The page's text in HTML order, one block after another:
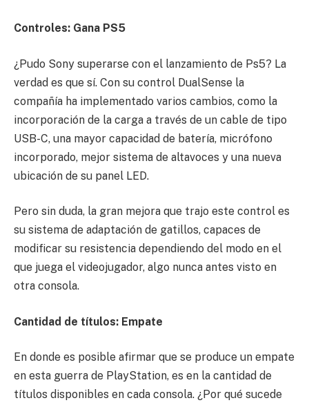
Controles: Gana PS5
¿Pudo Sony superarse con el lanzamiento de Ps5? La
verdad es que sí. Con su control DualSense la
compañía ha implementado varios cambios, como la
incorporación de la carga a través de un cable de tipo
USB-C, una mayor capacidad de batería, micrófono
incorporado, mejor sistema de altavoces y una nueva
ubicación de su panel LED.
Pero sin duda, la gran mejora que trajo este control es
su sistema de adaptación de gatillos, capaces de
modificar su resistencia dependiendo del modo en el
que juega el videojugador, algo nunca antes visto en
otra consola.
Cantidad de títulos: Empate
En donde es posible afirmar que se produce un empate
en esta guerra de PlayStation, es en la cantidad de
títulos disponibles en cada consola. ¿Por qué sucede